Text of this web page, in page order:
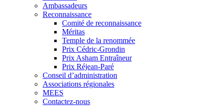
Ambassadeurs
Reconnaissance
Comité de reconnaissance
Méritas
Temple de la renommée
Prix Cédric-Grondin
Prix Asham Entraîneur
Prix Réjean-Paré
Conseil d’administration
Associations régionales
MEES
Contactez-nous